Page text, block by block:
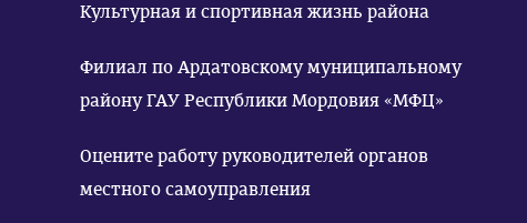
Культурная и спортивная жизнь района
Филиал по Ардатовскому муниципальному
району ГАУ Республики Мордовия «МФЦ»
Оцените работу руководителей органов
местного самоуправления